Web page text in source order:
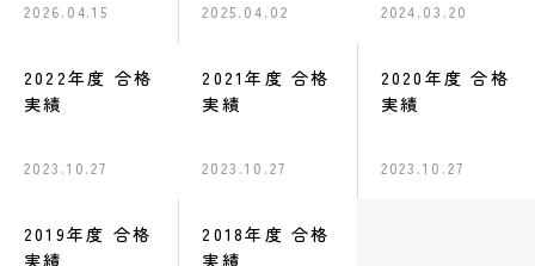
2026.04.15 2025.04.02 2024.03.20
2022年度 合格
実績
2023.10.27
2021年度 合格
実績
2023.10.27
2020年度 合格
実績
2023.10.27
2019年度 合格
実績
2018年度 合格
実績